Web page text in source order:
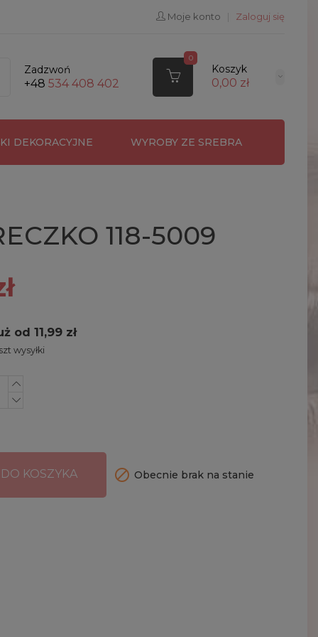
Moje konto Zaloguj się
Zadzwoń
+48 534 408 402
0
Koszyk
0,00 zł
DEKORACYJNE WYROBY ZE SREBRA
118-5009
od 11,99 zł
wysyłki
KOSZYKA  Obecnie brak na stanie